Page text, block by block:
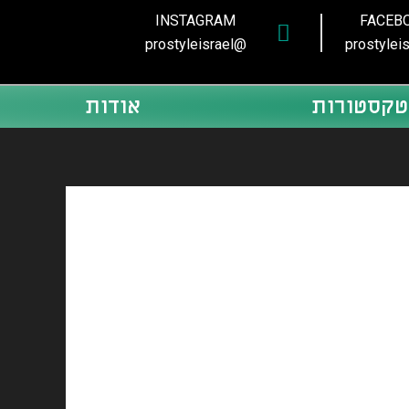
INSTAGRAM
@prostyleisrael
טקסטורות אודות